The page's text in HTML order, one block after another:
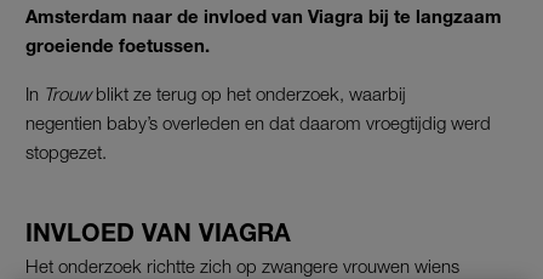
Amsterdam naar de invloed van Viagra bij te langzaam
groeiende foetussen.
In Trouwblikt ze terug op het onderzoek, waarbij
negentien baby’s overleden en dat daarom vroegtijdig werd
stopgezet.
INVLOED VAN VIAGRA
Het onderzoek richtte zich op zwangere vrouwen wiens